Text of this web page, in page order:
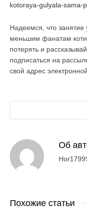
kotoraya-gulyala-sama-
Надеемся, что занятие
меньшим фанатам
потерять и
подписаться на
свой адрес
Об
Похожие статьи